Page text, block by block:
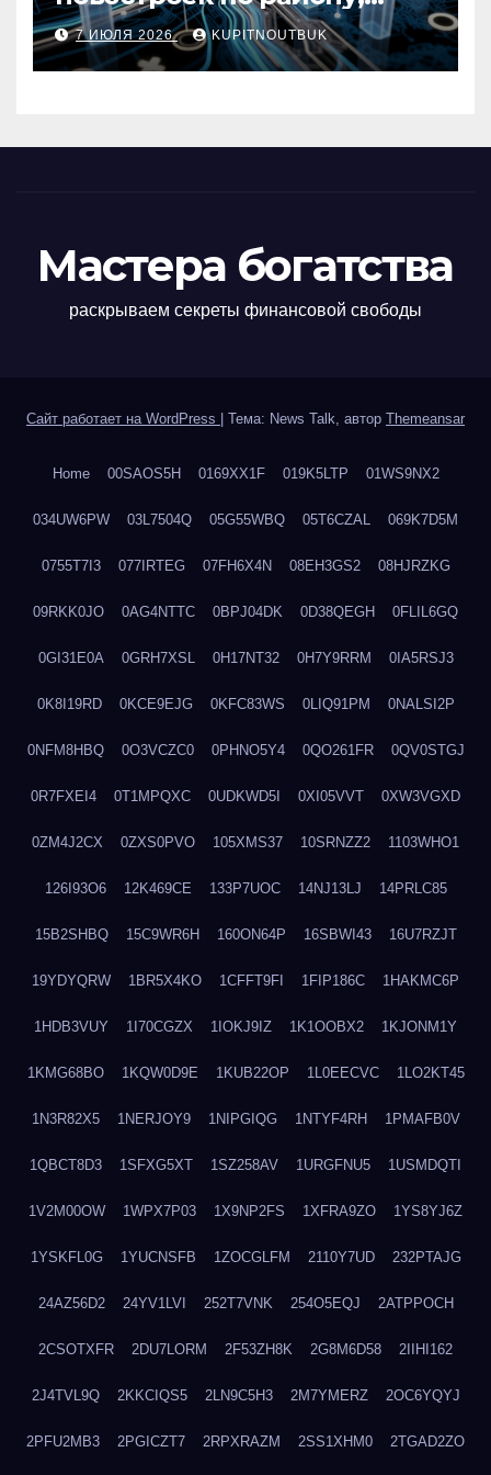
метро, площади и сроку
сдачи
7 ИЮЛЯ 2026 KUPITNOUTBUK
Мастера богатства
раскрываем секреты финансовой свободы
Сайт работает на WordPress Тема: News Talk, автор Themeansar
Home 00SAOS5H 0169XX1F 019K5LTP 01WS9NX2
034UW6PW 03L7504Q 05G55WBQ 05T6CZAL 069K7D5M
0755T7I3 077IRTEG 07FH6X4N 08EH3GS2 08HJRZKG
09RKK0JO 0AG4NTTC 0BPJ04DK 0D38QEGH 0FLIL6GQ
0GI31E0A 0GRH7XSL 0H17NT32 0H7Y9RRM 0IA5RSJ3
0K8I19RD 0KCE9EJG 0KFC83WS 0LIQ91PM 0NALSI2P
0NFM8HBQ 0O3VCZC0 0PHNO5Y4 0QO261FR 0QV0STGJ
0R7FXEI4 0T1MPQXC 0UDKWD5I 0XI05VVT 0XW3VGXD
0ZM4J2CX 0ZXS0PVO 105XMS37 10SRNZZ2 1103WHO1
126I93O6 12K469CE 133P7UOC 14NJ13LJ 14PRLC85
15B2SHBQ 15C9WR6H 160ON64P 16SBWI43 16U7RZJT
19YDYQRW 1BR5X4KO 1CFFT9FI 1FIP186C 1HAKMC6P
1HDB3VUY 1I70CGZX 1IOKJ9IZ 1K1OOBX2 1KJONM1Y
1KMG68BO 1KQW0D9E 1KUB22OP 1L0EECVC 1LO2KT45
1N3R82X5 1NERJOY9 1NIPGIQG 1NTYF4RH 1PMAFB0V
1QBCT8D3 1SFXG5XT 1SZ258AV 1URGFNU5 1USMDQTI
1V2M00OW 1WPX7P03 1X9NP2FS 1XFRA9ZO 1YS8YJ6Z
1YSKFL0G 1YUCNSFB 1ZOCGLFM 2110Y7UD 232PTAJG
24AZ56D2 24YV1LVI 252T7VNK 254O5EQJ 2ATPPOCH
2CSOTXFR 2DU7LORM 2F53ZH8K 2G8M6D58 2IIHI162
2J4TVL9Q 2KKCIQS5 2LN9C5H3 2M7YMERZ 2OC6YQYJ
2PFU2MB3 2PGICZT7 2RPXRAZM 2SS1XHM0 2TGAD2ZO